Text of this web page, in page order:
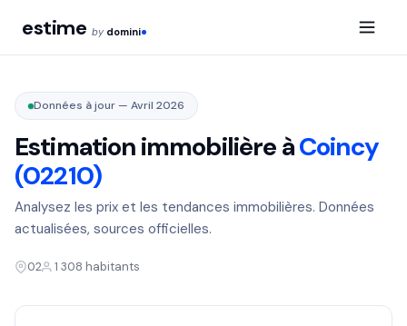
estime by domini
Données à jour — Avril 2026
Estimation immobilière àCoincy
(02210)
Analysez les prix et les tendances immobilières. Données
actualisées, sources officielles.
02 1 308 habitants